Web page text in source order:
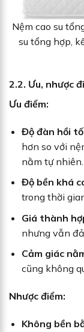
Nệm cao su
su tổng hợp,
2.2. Ưu, nhược
Ưu điểm:
Độ đàn hồi
hơn so với
nằm tự nhiên.
Độ bền khá
trong thời
Giá thành
nhưng vẫn
Cảm giác
cũng không
Nhược điểm:
Không bền